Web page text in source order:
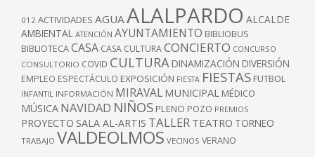
012 ACTIVIDADES AGUA ALALPARDO ALCALDE
AMBIENTAL ATENCIÓN AYUNTAMIENTO BIBLIOBUS
BIBLIOTECACASA CASA CULTURACONCIERTO CONCURSO
CONSULTORIO COVID CULTURA DINAMIZACIÓN DIVERSIÓN
EMPLEO ESPECTÁCULO EXPOSICIÓN FIESTA FIESTAS FUTBOL
INFANTIL INFORMACIÓN MIRAVAL MUNICIPAL MÉDICO
MÚSICA NAVIDAD NIÑOS PLENO POZO PREMIOS
PROYECTO SALA AL-ARTIS TALLER TEATRO TORNEO
TRABAJO VALDEOLMOS VECINOS VERANO